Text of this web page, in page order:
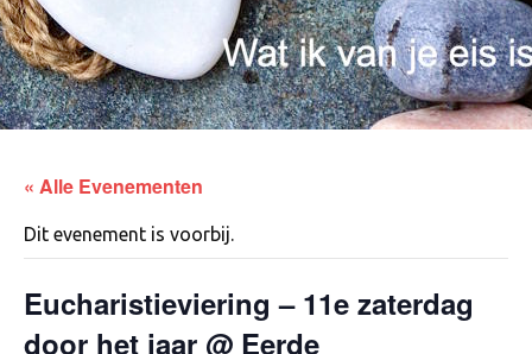
« Alle Evenementen
Dit evenement is voorbij.
Eucharistieviering – 11e zaterdag
door het jaar @ Eerde